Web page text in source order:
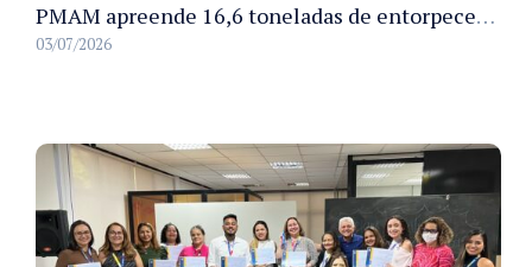
PMAM apreende 16,6 toneladas de entorpecentes e registra aumento nas prisões em flagrante e nas capturas de foragidos no primeiro semestre de 2026
03/07/2026